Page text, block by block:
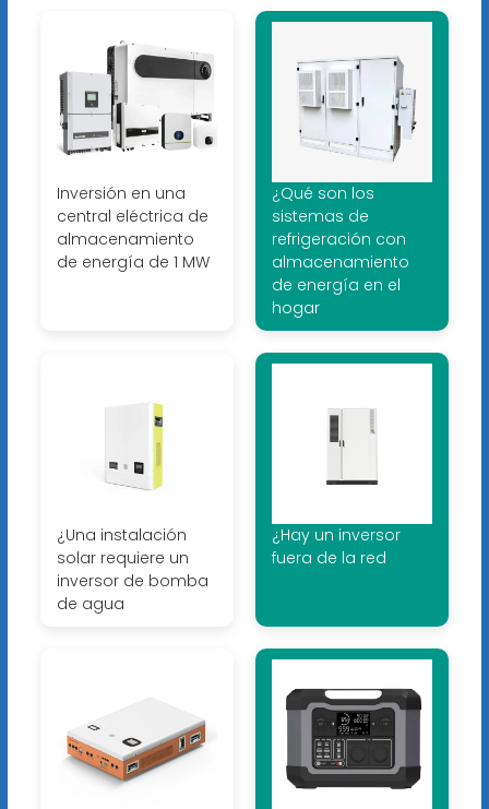
Inversión en una
central eléctrica de
almacenamiento
de energía de 1 MW
¿Qué son los
sistemas de
refrigeración con
almacenamiento
de energía en el
hogar
¿Una instalación
solar requiere un
inversor de bomba
de agua
¿Hay un inversor
fuera de la red